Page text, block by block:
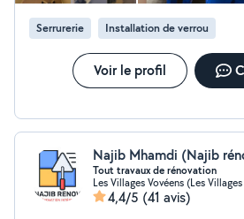
Serrurerie Installation de verrou
Voir le profil
Najib Mhamdi (Najib
Tout travaux de rénovation
Les Villages Vovéens (Les
4,4/5 (41 avis)